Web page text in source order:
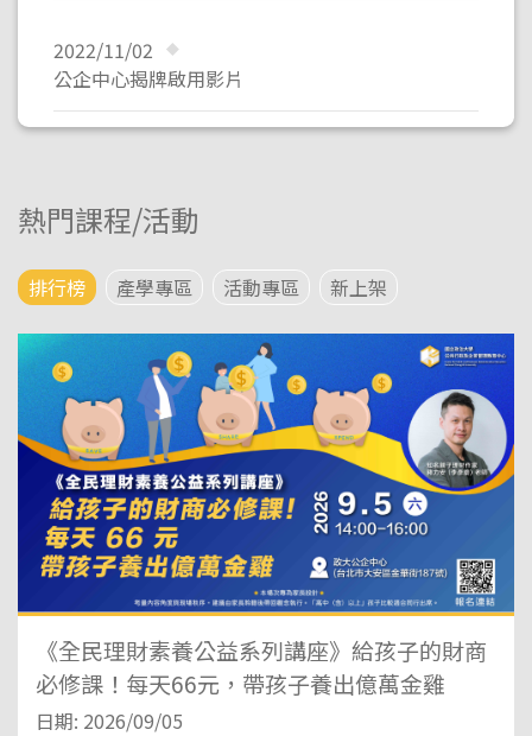
2022/11/02
公企中心揭牌啟用影片
熱門課程/活動
排行榜 產學專區 活動專區 新上架
《全民理財素養公益系列講座》給孩子的財商
必修課！每天66元，帶孩子養出億萬金雞
日期: 2026/09/05